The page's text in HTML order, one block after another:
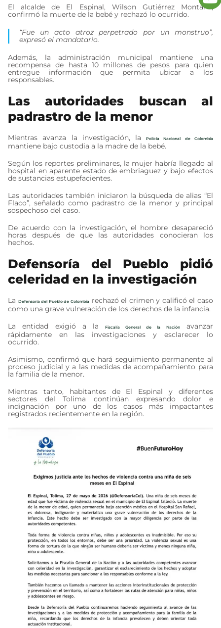
El alcalde de El Espinal, Wilson Gutiérrez Montaña,
confirmó la muerte de la bebé y rechazó lo ocurrido.
“Fue un acto atroz perpetrado por un monstruo”,
expresó el mandatario.
Además, la administración municipal mantiene una
recompensa de hasta 10 millones de pesos para quien
entregue información que permita ubicar a los
responsables.
Las autoridades buscan al
padrastro de la menor
Mientras avanza la investigación, laPolicía Nacional de Colombia
mantiene bajo custodia a la madre de la bebé.
Según los reportes preliminares, la mujer habría llegado al
hospital en aparente estado de embriaguez y bajo efectos
de sustancias estupefacientes.
Las autoridades también iniciaron la búsqueda de alias “El
Flaco”, señalado como padrastro de la menor y principal
sospechoso del caso.
De acuerdo con la investigación, el hombre desapareció
horas después de que las autoridades conocieran los
hechos.
Defensoría del Pueblo pidió
celeridad en la investigación
La Defensoría del Pueblo de Colombiarechazó el crimen y calificó el caso
como una grave vulneración de los derechos de la infancia.
La entidad exigió a la
Fiscalía General de la Naciónavanzar
rápidamente en las investigaciones y esclarecer lo
ocurrido.
Asimismo, confirmó que hará seguimiento permanente al
proceso judicial y a las medidas de acompañamiento para
la familia de la menor.
Mientras tanto, habitantes de El Espinal y diferentes
sectores del Tolima continúan expresando dolor e
indignación por uno de los casos más impactantes
registrados recientemente en la región.